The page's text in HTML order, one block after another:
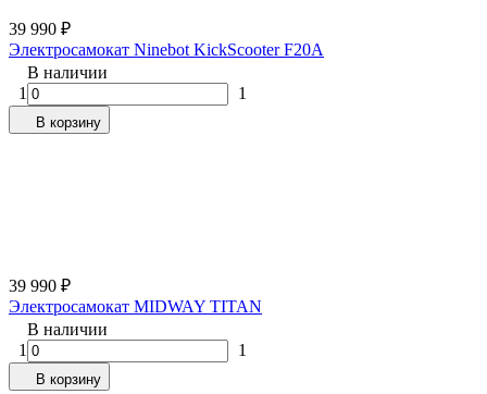
39 990 ₽
Электросамокат Ninebot KickScooter F20A
В наличии
1
1
В корзину
39 990 ₽
Электросамокат MIDWAY TITAN
В наличии
1
1
В корзину